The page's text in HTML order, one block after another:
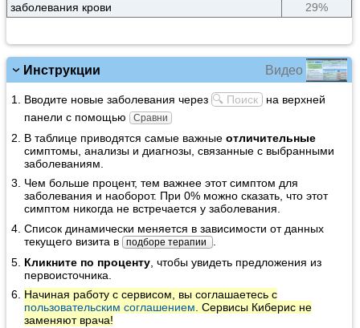
заболевания крови
29%
Инструкции Видео
Вводите новые заболевания через 🔍 Поиск
на верхней
панели с помощью Сравни
В таблице приводятся самые важныеотличительные
симптомы, анализы и диагнозы, связанные с выбранными
заболеваниям.
Чем больше процент, тем важнее этот симптом для
заболевания и наоборот. При 0% можно сказать, что этот
симптом никогда не встречается у заболевания.
Список динамически меняется в зависимости от данных
текущего визита в подборе терапии
.
Кликните по проценту , чтобы увидеть предложения из
первоисточника.
Начиная работу с сервисом, вы соглашаетесь с
пользовательским соглашением . Сервисы Киберис не
заменяют врача!